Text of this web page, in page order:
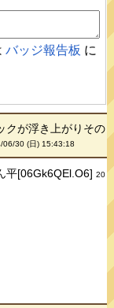
バッジ報告板 に
クが浮き上がりその
06/30 (日) 15:43:18
平[06Gk6QEl.O6]20